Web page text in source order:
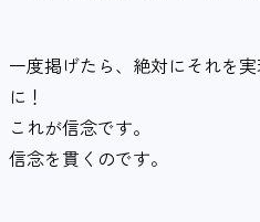
一度掲げたら、絶対にそれを
に！
これが信念です。
信念を貫くのです。